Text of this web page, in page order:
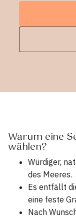
Warum eine
wählen?
Würdiger,
des Meeres.
Es entfällt
eine feste
Nach